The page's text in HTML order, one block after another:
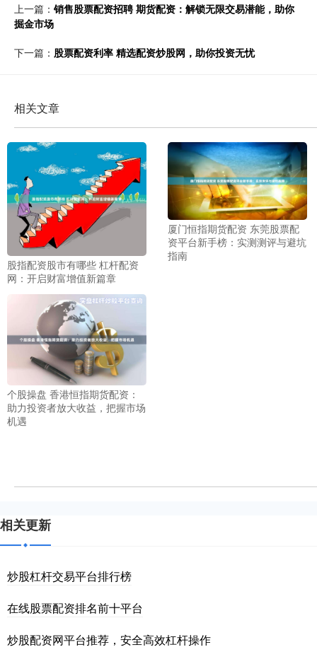
上一篇： 销售股票配资招聘 期货配资：解锁无限交易潜能，助你
掘金市场
下一篇： 股票配资利率 精选配资炒股网，助你投资无忧
相关文章
股指配资股市有哪些 杠杆配资
网：开启财富增值新篇章
厦门恒指期货配资 东莞股票配
资平台新手榜：实测测评与避坑
指南
个股操盘 香港恒指期货配资：
助力投资者放大收益，把握市场
机遇
相关更新
炒股杠杆交易平台排行榜
在线股票配资排名前十平台
炒股配资网平台推荐，安全高效杠杆操作